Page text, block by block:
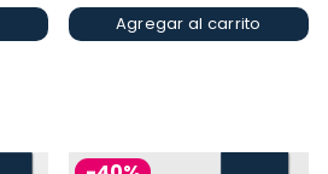
Agregar al carrito